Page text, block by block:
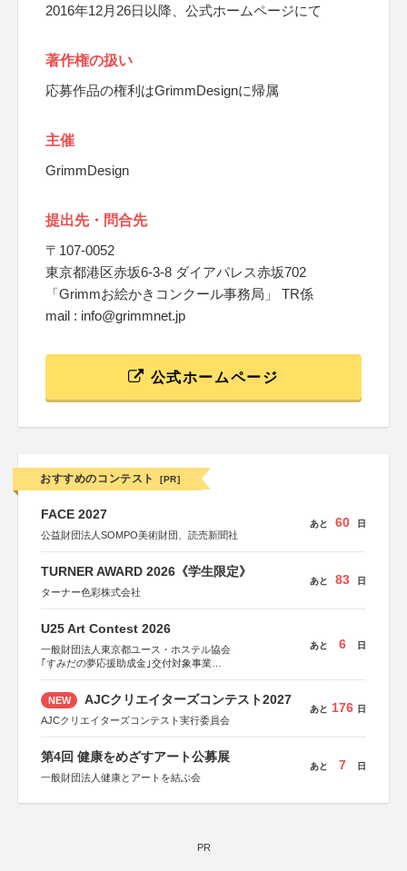
2016年12月26日以降、公式ホームページにて
著作権の扱い
応募作品の権利はGrimmDesignに帰属
主催
GrimmDesign
提出先・問合先
〒107-0052
東京都港区赤坂6-3-8 ダイアパレス赤坂702
「Grimmお絵かきコンクール事務局」 TR係
mail : info@grimmnet.jp
公式ホームページ
おすすめのコンテスト [PR]
FACE 2027
公益財団法人SOMPO美術財団、読売新聞社
あと 60 日
TURNER AWARD 2026《学生限定》
ターナー色彩株式会社
あと 83 日
U25 Art Contest 2026
一般財団法人東京都ユース・ホステル協会
｢すみだの夢応援助成金｣交付対象事業
あと 6 日
NEW AJCクリエイターズコンテスト2027
AJCクリエイターズコンテスト実行委員会
あと 176 日
第4回 健康をめざすアート公募展
一般財団法人健康とアートを結ぶ会
あと 7 日
PR